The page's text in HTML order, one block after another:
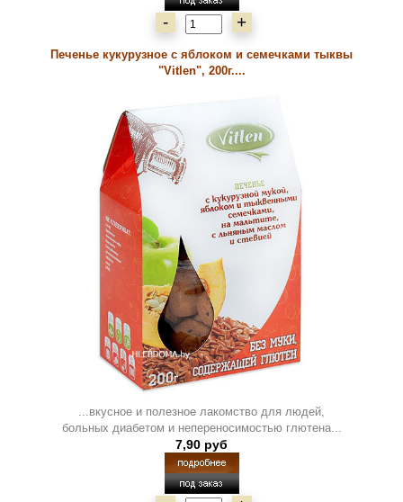
- +
Печенье кукурузное с яблоком и семечками тыквы
"Vitlen", 200г....
...вкусное и полезное лакомство для людей,
больных диабетом и непереносимостью глютена...
7,90 руб